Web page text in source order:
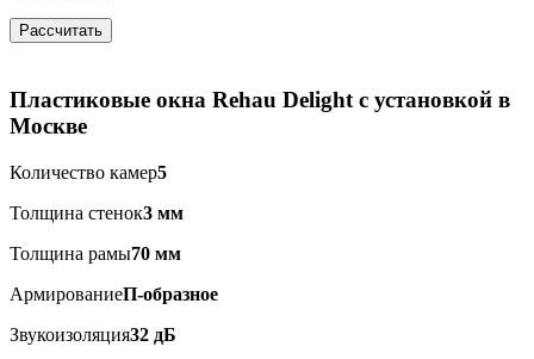
Рассчитать
Пластиковые окна Rehau Delight с установкой в
Москве
Количество камер5
Толщина стенок3 мм
Толщина рамы70 мм
АрмированиеП-образное
Звукоизоляция32 дБ